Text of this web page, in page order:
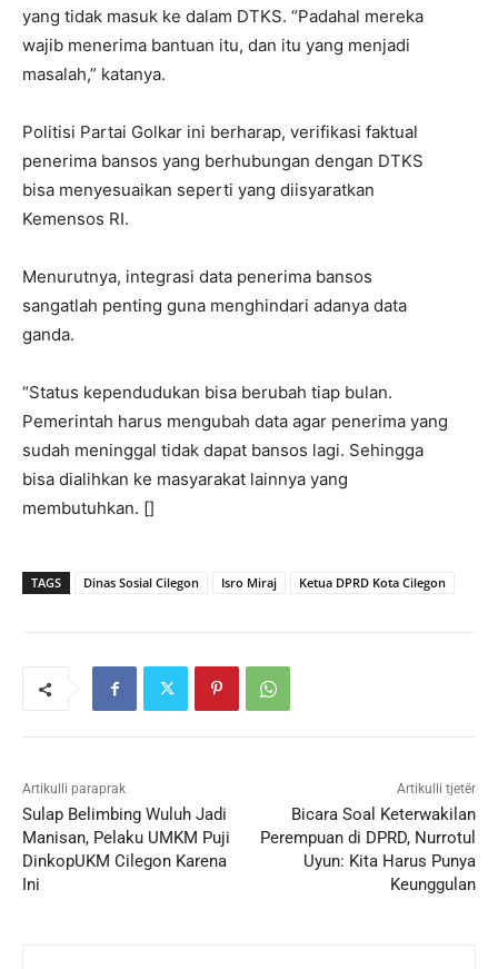
yang tidak masuk ke dalam DTKS. “Padahal mereka
wajib menerima bantuan itu, dan itu yang menjadi
masalah,” katanya.
Politisi Partai Golkar ini berharap, verifikasi faktual
penerima bansos yang berhubungan dengan DTKS
bisa menyesuaikan seperti yang diisyaratkan
Kemensos RI.
Menurutnya, integrasi data penerima bansos
sangatlah penting guna menghindari adanya data
ganda.
“Status kependudukan bisa berubah tiap bulan.
Pemerintah harus mengubah data agar penerima yang
sudah meninggal tidak dapat bansos lagi. Sehingga
bisa dialihkan ke masyarakat lainnya yang
membutuhkan. []
TAGS Dinas Sosial Cilegon Isro Miraj Ketua DPRD Kota Cilegon
Artikulli paraprak
Sulap Belimbing Wuluh Jadi
Manisan, Pelaku UMKM Puji
DinkopUKM Cilegon Karena
Ini
Artikulli tjetër
Bicara Soal Keterwakilan
Perempuan di DPRD, Nurrotul
Uyun: Kita Harus Punya
Keunggulan